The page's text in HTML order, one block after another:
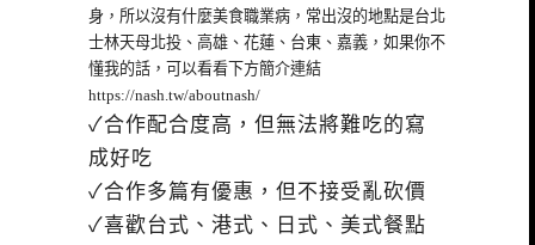
身，所以沒有什麼美食職業病，常出沒的地點是台北
士林天母北投、高雄、花蓮、台東、嘉義，如果你不
懂我的話，可以看看下方簡介連結
https://nash.tw/aboutnash/
✓合作配合度高，但無法將難吃的寫
成好吃
✓合作多篇有優惠，但不接受亂砍價
✓喜歡台式、港式、日式、美式餐點